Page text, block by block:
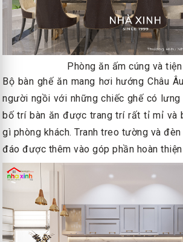
Phòng ăn ấm cúng và
Bộ bàn ghế ăn mang hơi hướng Châu
người ngồi với những chiếc ghế có
bố trí bàn ăn được trang trí rất tỉ mỉ và
gì phòng khách. Tranh treo tường và
đáo được thêm vào góp phần hoàn